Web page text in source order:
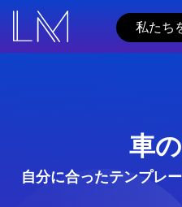
私たち
車
自分に合ったテンプレ